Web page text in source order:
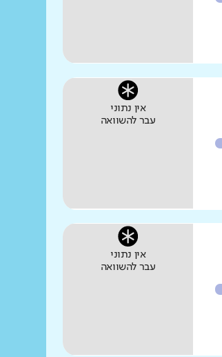
אין נתוני
עבר להשוואה
אין נתוני
עבר להשוואה